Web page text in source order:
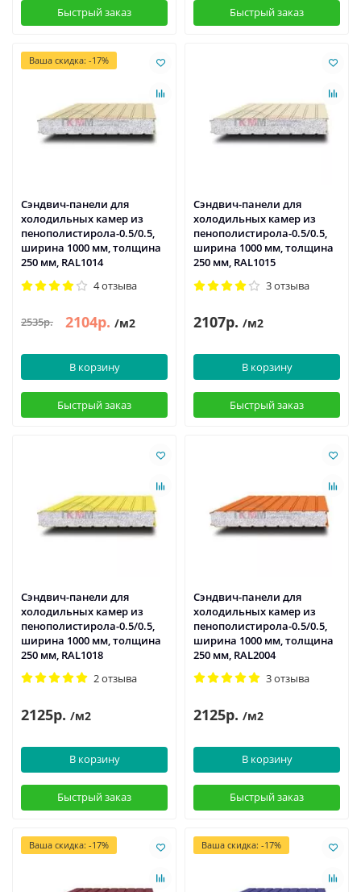
Быстрый заказ Быстрый заказ
Ваша скидка: -17%
Сэндвич-панели для
холодильных камер из
пенополистирола-0.5/0.5,
ширина 1000 мм, толщина
250 мм, RAL1014
4 отзыва
2535р. 2104р. /м2
В корзину
Быстрый заказ
Сэндвич-панели для
холодильных камер из
пенополистирола-0.5/0.5,
ширина 1000 мм, толщина
250 мм, RAL1015
3 отзыва
2107р. /м2
В корзину
Быстрый заказ
Сэндвич-панели для
холодильных камер из
пенополистирола-0.5/0.5,
ширина 1000 мм, толщина
250 мм, RAL1018
2 отзыва
2125р. /м2
В корзину
Быстрый заказ
Сэндвич-панели для
холодильных камер из
пенополистирола-0.5/0.5,
ширина 1000 мм, толщина
250 мм, RAL2004
3 отзыва
2125р. /м2
В корзину
Быстрый заказ
Ваша скидка: -17% Ваша скидка: -17%